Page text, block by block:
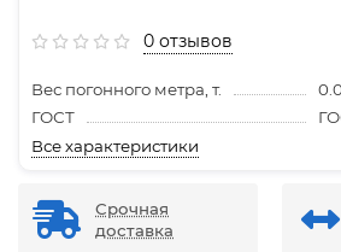
0 отзывов
Вес погонного метра, т.
ГОСТ
Все характеристики
Срочная
доставка